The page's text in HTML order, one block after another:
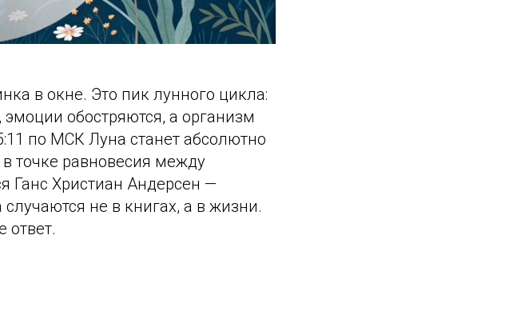
в окне. Это пик лунного цикла:
обостряются, а организм
по МСК Луна станет абсолютно
точке равновесия между
Ганс Христиан Андерсен —
не в книгах, а в жизни.
ответ.